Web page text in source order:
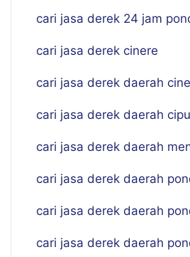
cari jasa derek 24 jam
cari jasa derek cinere
cari jasa derek daerah
cari jasa derek daerah
cari jasa derek daerah
cari jasa derek daerah
cari jasa derek daerah
cari jasa derek daerah